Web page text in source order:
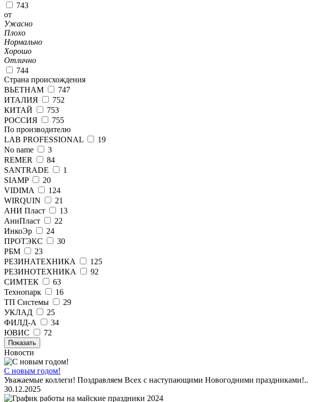
743
от
Ужасно
Плохо
Нормально
Хорошо
Отлично
744
Страна происхождения
ВЬЕТНАМ
747
ИТАЛИЯ
752
КИТАЙ
753
РОССИЯ
755
По производителю
LAB PROFESSIONAL
19
No name
3
REMER
84
SANTRADE
1
SIAMP
20
VIDIMA
124
WIRQUIN
21
АНИ Пласт
13
АниПласт
22
ИнкоЭр
24
ПРОТЭКС
30
РБМ
23
РЕЗИНАТЕХНИКА
125
РЕЗИНОТЕХНИКА
92
СИМТЕК
63
Технопарк
16
ТП Системы
29
УКЛАД
25
ФИЛД-А
34
ЮВИС
72
Показать
Новости
С новым годом!
Уважаемые коллеги! Поздравляем Всех с наступающими Новогодними праздниками!..
30.12.2025